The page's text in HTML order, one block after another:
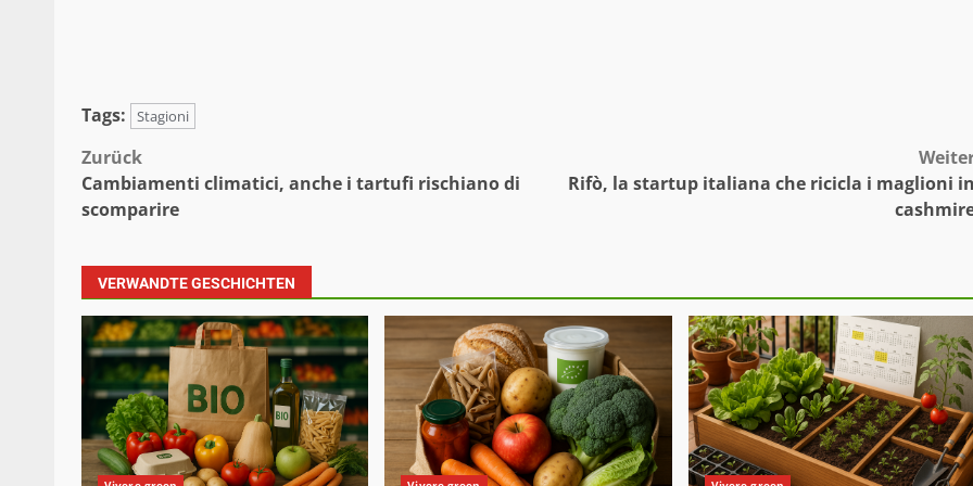
Tags: Stagioni
Beitragsnavigation
Zurück
Cambiamenti climatici, anche i tartufi rischiano di
scomparire
Rifò, la startup italiana che ricicla i maglioni in
VERWANDTE GESCHICHTEN